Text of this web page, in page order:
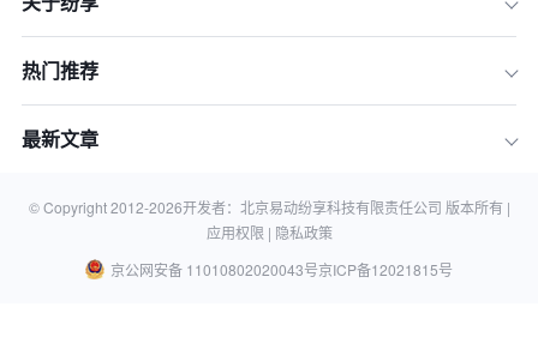
热门推荐
最新文章
© Copyright 2012-2026开发者：北京易动纷享科技有限责任公司 版本所有 |
应用权限 | 隐私政策
京公网安备 11010802020043号京ICP备12021815号